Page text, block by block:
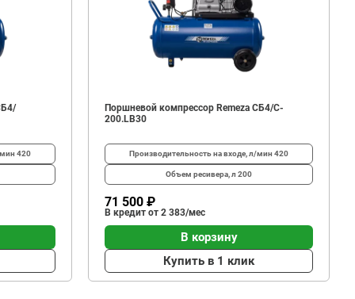
420
Поршневой компрессор Remeza СБ4/C-
200.LB30
Производительность на входе, л/мин 420
Объем ресивера, л 200
71 500 ₽
В кредит от 2 383/мес
В корзину
Купить в 1 клик